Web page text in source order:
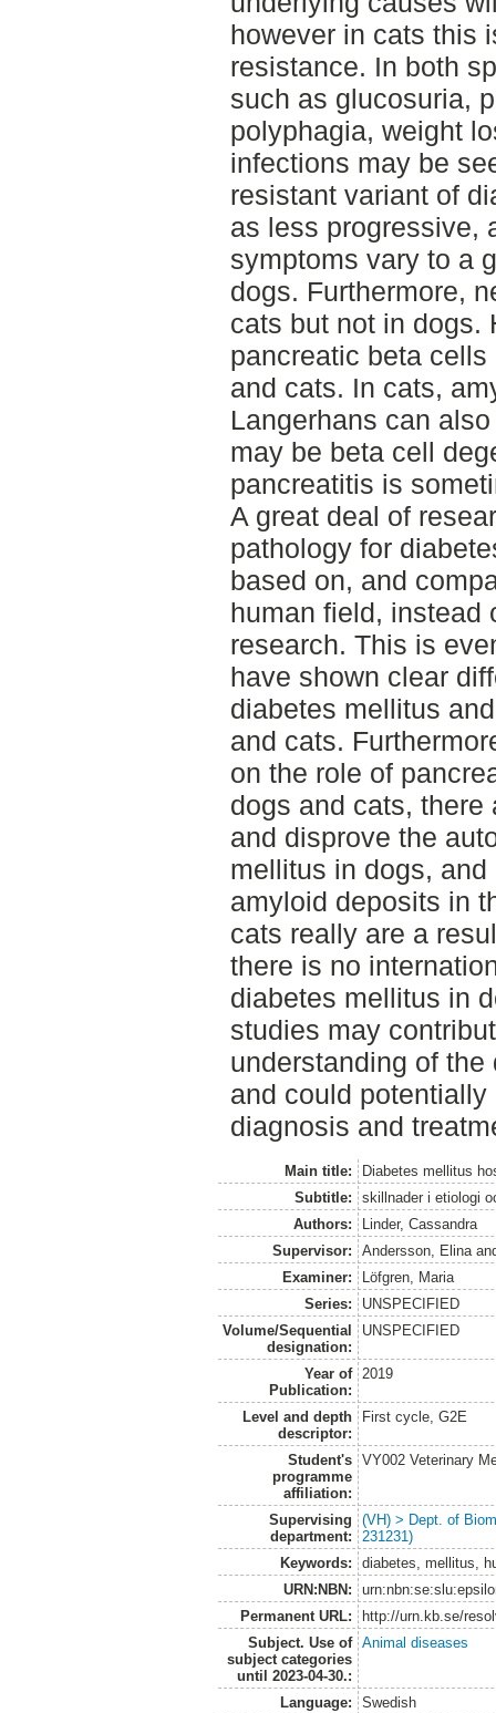
however in cats this
resistance. In both
such as glucosuria,
polyphagia, weight
infections may be
resistant variant of
as less progressive,
symptoms vary to a
dogs. Furthermore,
cats but not in dogs.
pancreatic beta
and cats. In cats,
Langerhans can
may be beta cell
pancreatitis is
A great deal of
pathology for
based on, and
human field, instead
research. This is
have shown clear
diabetes mellitus
and cats.
on the role of
dogs and cats, there
and disprove the
mellitus in dogs,
amyloid deposits in
cats really are a
there is no
diabetes mellitus in
studies may
understanding of
and could
diagnosis and
Main title:
Diabetes mellitus
Subtitle:
skillnader i etiologi
Authors:
Linder, Cassandra
Supervisor:
Andersson, Elina
Examiner:
Löfgren, Maria
Series:
UNSPECIFIED
Volume/Sequential
designation:
UNSPECIFIED
Year of
Publication:
2019
Level and depth
descriptor:
First cycle, G2E
Student's
programme
affiliation:
VY002 Veterinary
Supervising
department:
(VH) > Dept. of
231231)
Keywords:
diabetes, mellitus,
URN:NBN:
Permanent URL:
http://urn.kb.se/
Subject. Use of
subject categories
until 2023-04-30.:
Animal diseases
Language:
Swedish